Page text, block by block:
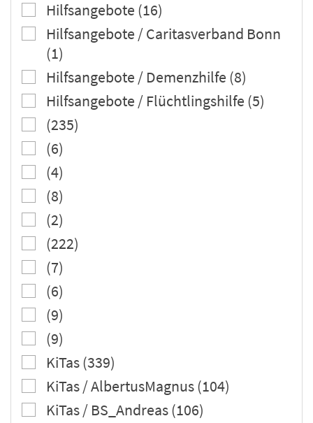
Hilfsangebote (16)
Hilfsangebote / Caritasverband Bonn
(1)
Hilfsangebote / Demenzhilfe (8)
Hilfsangebote / Flüchtlingshilfe (5)
(235)
(6)
(4)
(8)
(2)
(222)
(7)
(6)
(9)
(9)
KiTas (339)
KiTas / AlbertusMagnus (104)
KiTas / BS_Andreas (106)